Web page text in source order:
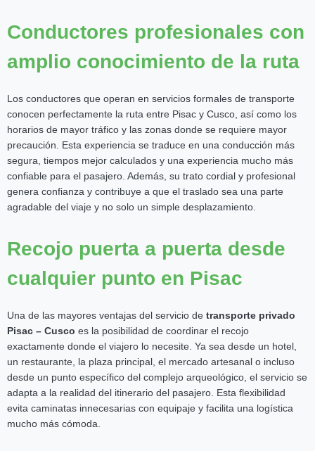
Conductores profesionales con
amplio conocimiento de la ruta
Los conductores que operan en servicios formales de transporte
conocen perfectamente la ruta entre Pisac y Cusco, así como los
horarios de mayor tráfico y las zonas donde se requiere mayor
precaución. Esta experiencia se traduce en una conducción más
segura, tiempos mejor calculados y una experiencia mucho más
confiable para el pasajero. Además, su trato cordial y profesional
genera confianza y contribuye a que el traslado sea una parte
agradable del viaje y no solo un simple desplazamiento.
Recojo puerta a puerta desde
cualquier punto en Pisac
Una de las mayores ventajas del servicio de transporte privado
Pisac – Cusco es la posibilidad de coordinar el recojo
exactamente donde el viajero lo necesite. Ya sea desde un hotel,
un restaurante, la plaza principal, el mercado artesanal o incluso
desde un punto específico del complejo arqueológico, el servicio se
adapta a la realidad del itinerario del pasajero. Esta flexibilidad
evita caminatas innecesarias con equipaje y facilita una logística
mucho más cómoda.